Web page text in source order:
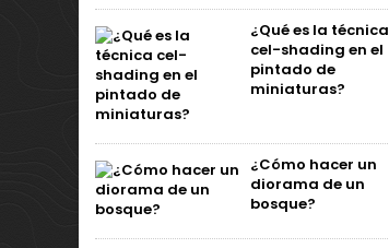
¿Qué es la técnica
cel-shading en el
pintado de
miniaturas?
¿Cómo hacer un
diorama de un
bosque?